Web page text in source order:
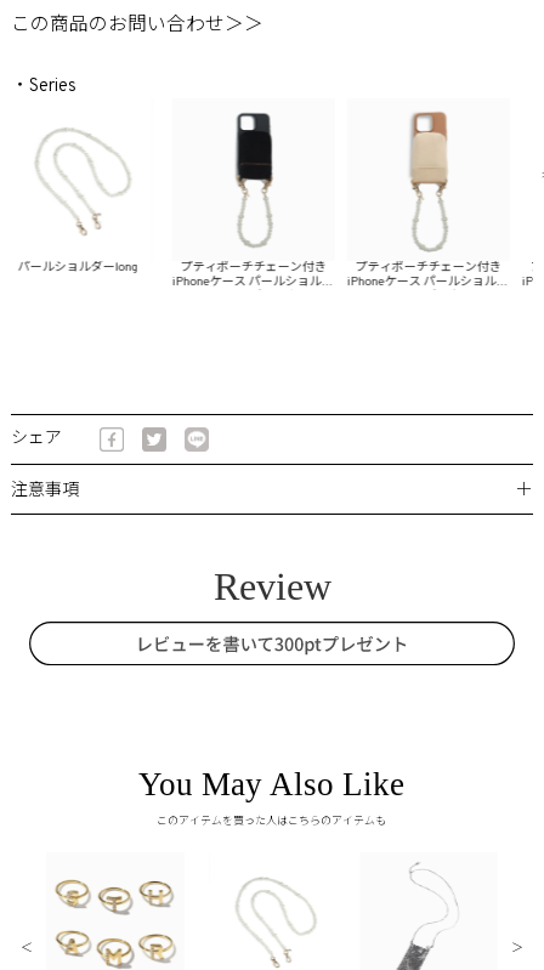
この商品のお問い合わせ＞＞
・Series
パールショルダーlong
プティポーチチェーン付き
iPhoneケース パールショルダ
プティポーチチェーン付き
iPhoneケース パールショルダ
プ
シェア
注意事項 ＋
You May Also Like
このアイテムを買った人はこちらのアイテムも
＜ ＞